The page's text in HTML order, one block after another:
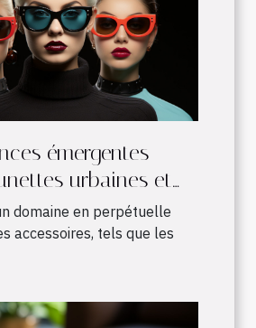
émergentes
urbaines et
sur la mode
domaine en perpétuelle
accessoires, tels que les